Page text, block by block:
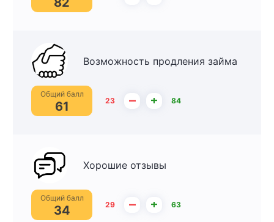
Возможность продления займа
Общий балл
61 23 – + 84
Хорошие отзывы
Общий балл
34 29 – + 63